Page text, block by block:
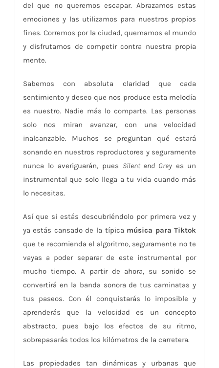
del que no queremos escapar. Abrazamos estas
emociones y las utilizamos para nuestros propios
fines. Corremos por la ciudad, quemamos el mundo
y disfrutamos de competir contra nuestra propia
mente.
Sabemos con absoluta claridad que cada
sentimiento y deseo que nos produce esta melodía
es nuestro. Nadie más lo comparte. Las personas
solo nos miran avanzar, con una velocidad
inalcanzable. Muchos se preguntan qué estará
sonando en nuestros reproductores y seguramente
nunca lo averiguarán, pues Silent and Grey es un
instrumental que solo llega a tu vida cuando más
lo necesitas.
Así que si estás descubriéndolo por primera vez y
ya estás cansado de la típica música para Tiktok
que te recomienda el algoritmo, seguramente no te
vayas a poder separar de este instrumental por
mucho tiempo. A partir de ahora, su sonido se
convertirá en la banda sonora de tus caminatas y
tus paseos. Con él conquistarás lo imposible y
aprenderás que la velocidad es un concepto
abstracto, pues bajo los efectos de su ritmo,
sobrepasarás todos los kilómetros de la carretera.
Las propiedades tan dinámicas y urbanas que